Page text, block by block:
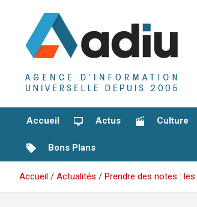
Adiu
Accueil
Actus Culture
Bons Plans
Accueil Actualités Prendre des notes :